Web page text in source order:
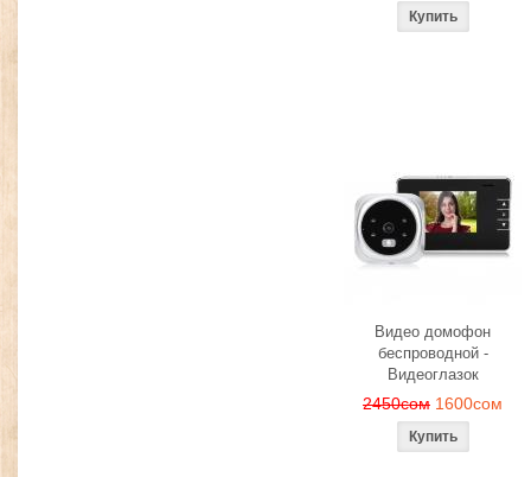
Видео домофон
беспроводной -
Видеоглазок
2450сом 1600сом